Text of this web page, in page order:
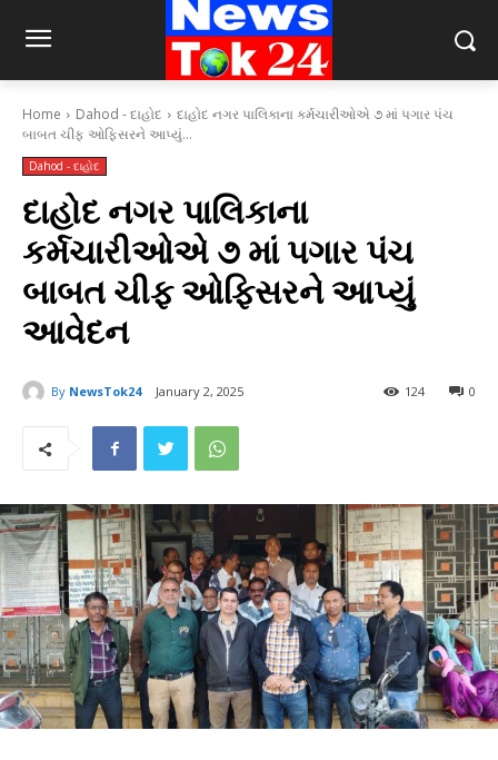
Home Dahod - દાહોદ
દાહોદ નગર પાલિકાના કર્મચારીઓએ ૭ માં પગાર પંચ
બાબત ચીફ ઓફિસરને આપ્યું...
Dahod - દાહોદ
દાહોદ નગર પાલિકાના
કર્મચારીઓએ ૭ માં પગાર પંચ
બાબત ચીફ ઓફિસરને આપ્યું
આવેદન
By NewsTok24 January 2, 2025 0
124